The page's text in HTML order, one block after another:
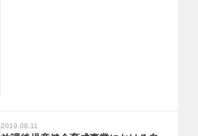
2019.06.11